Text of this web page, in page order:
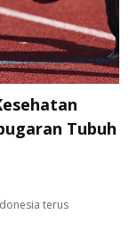
Tubuh
terus